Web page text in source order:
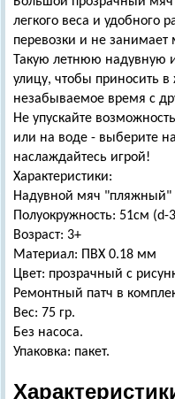
легкого веса и удобного
перевозки и не занимает
Такую летнюю надувную
улицу, чтобы приносить
незабываемое время с
Не упускайте
или на воде - выберите
наслаждайтесь игрой!
Характеристики:
Надувной мяч "пляжный"
Полуокружность: 51см (d-
Возраст: 3+
Материал: ПВХ 0.18 мм
Цвет: прозрачный с
Ремонтный патч в
Вес: 75 гр.
Без насоса.
Упаковка: пакет.